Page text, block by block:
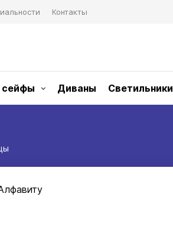
Контакты
сейфы Диваны Светильники